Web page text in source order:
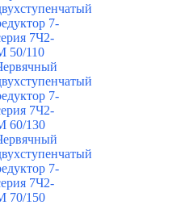
7-
7Ч2-
50/110
7-
7Ч2-
60/130
7-
7Ч2-
70/150